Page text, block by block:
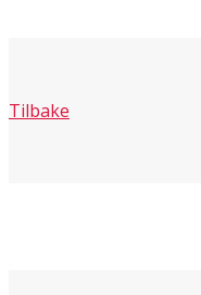
Tilbake